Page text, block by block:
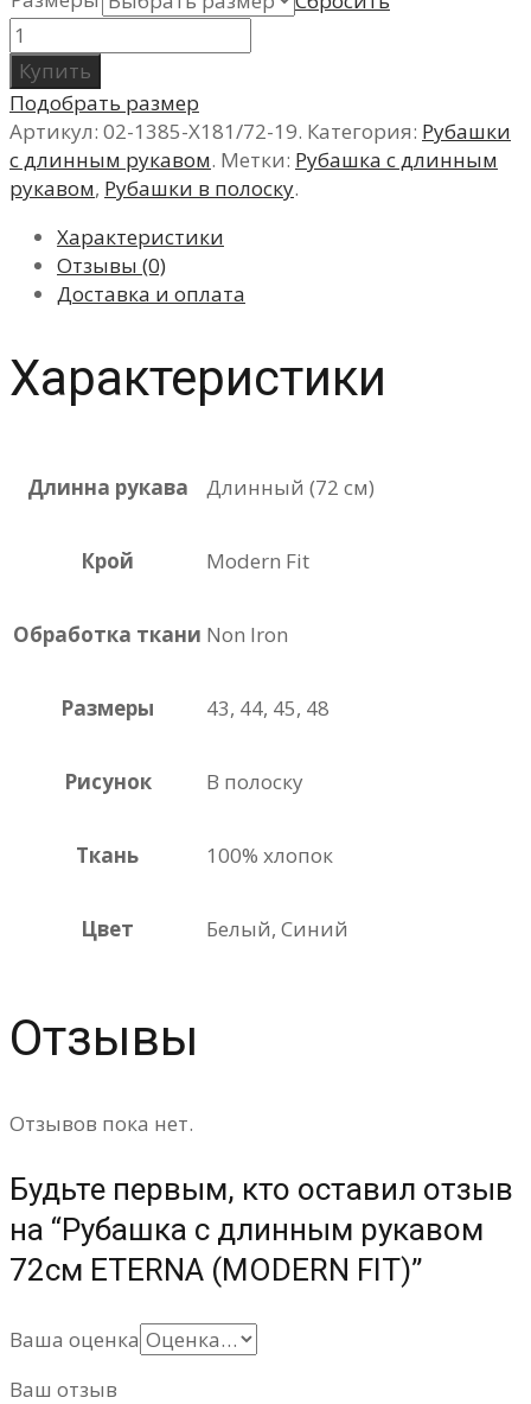
Купить
Подобрать размер
Артикул: 02-1385-X181/72-19. Категория: Рубашки
с длинным рукавом. Метки: Рубашка с длинным
рукавом, Рубашки в полоску.
Характеристики
Отзывы (0)
Доставка и оплата
Характеристики
Длинна рукава Длинный (72 см)
Крой Modern Fit
Обработка ткани Non Iron
Размеры 43, 44, 45, 48
Рисунок В полоску
Ткань 100% хлопок
Цвет Белый, Синий
Отзывы
Отзывов пока нет.
Будьте первым, кто оставил отзыв
на “Рубашка с длинным рукавом
72см ETERNA (MODERN FIT)”
Ваша оценка
Ваш отзыв